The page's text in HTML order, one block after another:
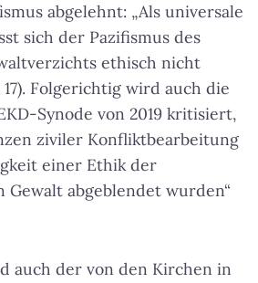
abgelehnt: „Als universale
sich der Pazifismus des
ethisch nicht
Folgerichtig wird auch die
Synode von 2019 kritisiert,
ziviler Konfliktbearbeitung
einer Ethik der
Gewalt abgeblendet wurden“
auch der von den Kirchen in